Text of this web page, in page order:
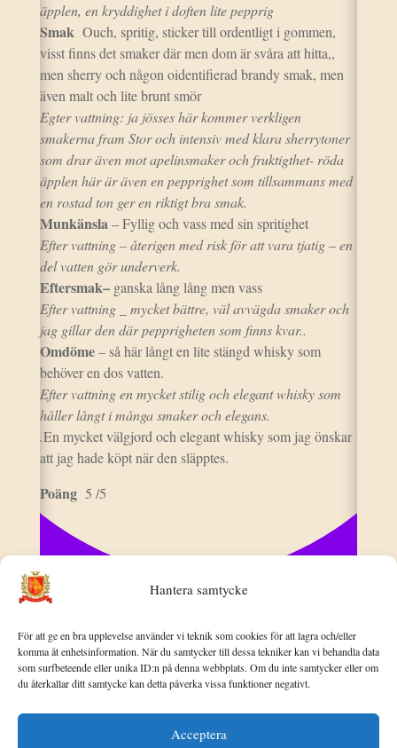
Hantera samtycke
För att ge en bra upplevelse använder vi teknik som cookies för att lagra och/eller
komma åt enhetsinformation. När du samtycker till dessa tekniker kan vi behandla data
som surfbeteende eller unika ID:n på denna webbplats. Om du inte samtycker eller om
du återkallar ditt samtycke kan detta påverka vissa funktioner negativt.
Acceptera
äpplen, en kryddighet i doften lite pepprig
SmakOuch, spritig, sticker till ordentligt i gommen,
visst finns det smaker där men dom är svåra att hitta,,
men sherry och någon oidentifierad brandy smak, men
även malt och lite brunt smör
Egter vattning: ja jösses här kommer verkligen
smakerna fram Stor och intensiv med klara sherrytoner
som drar även mot apelinsmaker och fruktigthet- röda
äpplen här är även en pepprighet som tillsammans med
en rostad ton ger en riktigt bra smak.
Munkänsla– Fyllig och vass med sin spritighet
Efter vattning – återigen med risk för att vara tjatig – en
del vatten gör underverk.
Eftersmak– ganska lång lång men vass
Efter vattning _ mycket bättre, väl avvägda smaker och
jag gillar den där pepprigheten som finns kvar..
Omdöme– så här långt en lite stängd whisky som
behöver en dos vatten.
Efter vattning en mycket stilig och elegant whisky som
håller långt i många smaker och elegans.
.En mycket välgjord och elegant whisky som jag önskar
att jag hade köpt när den släpptes.
Poäng5 /5